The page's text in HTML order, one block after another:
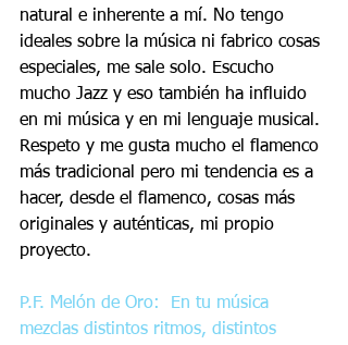
natural e inherente a mí. No tengo
ideales sobre la música ni fabrico cosas
especiales, me sale solo. Escucho
mucho Jazz y eso también ha influido
en mi música y en mi lenguaje musical.
Respeto y me gusta mucho el flamenco
más tradicional pero mi tendencia es a
hacer, desde el flamenco, cosas más
originales y auténticas, mi propio
proyecto.
P.F. Melón de Oro:  En tu música
mezclas distintos ritmos, distintos